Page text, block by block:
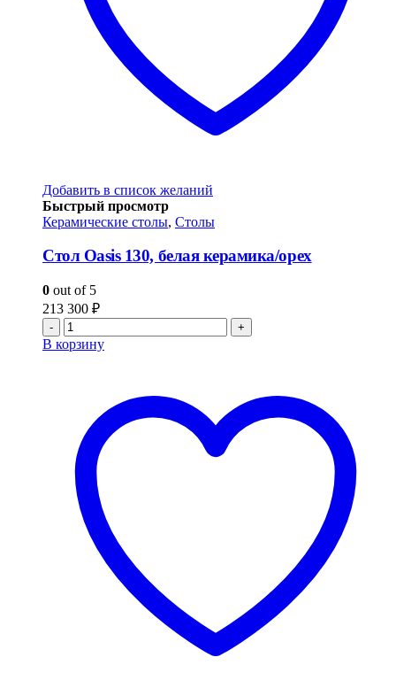
Добавить в список желаний
Быстрый просмотр
Керамические столы, Столы
Стол Oasis 130, белая керамика/орех
0 out of 5
213 300 ₽
- +
В корзину